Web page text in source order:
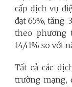
cấp dịch vụ
đạt 65%, tăng
theo phương
14,41% so với
Tất cả các
trường mạng,